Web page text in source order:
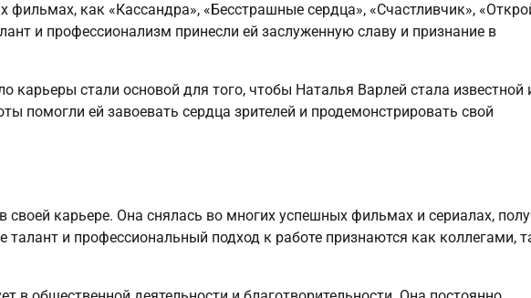
фильмах, как «Кассандра», «Бесстрашные сердца», «Счастливчик»,
и профессионализм принесли ей заслуженную славу и признание в
карьеры стали основой для того, чтобы Наталья Варлей стала известной
помогли ей завоевать сердца зрителей и продемонстрировать свой
карьере. Она снялась во многих успешных фильмах и сериалах,
и профессиональный подход к работе признаются как коллегами,